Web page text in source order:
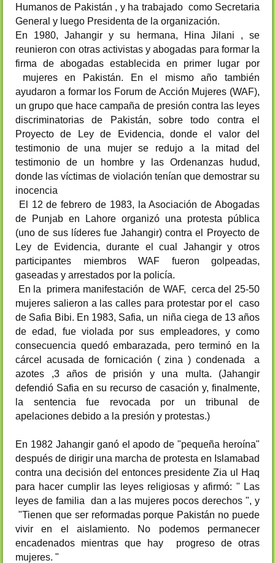
Humanos de Pakistán , y ha trabajado como Secretaria
General y luego Presidenta de la organización.
En 1980, Jahangir y su hermana, Hina Jilani , se
reunieron con otras activistas y abogadas para formar la
firma de abogadas establecida en primer lugar por
mujeres en Pakistán. En el mismo año también
ayudaron a formar los Forum de Acción Mujeres (WAF),
un grupo que hace campaña de presión contra las leyes
discriminatorias de Pakistán, sobre todo contra el
Proyecto de Ley de Evidencia, donde el valor del
testimonio de una mujer se redujo a la mitad del
testimonio de un hombre y las Ordenanzas hudud,
donde las víctimas de violación tenían que demostrar su
inocencia
El 12 de febrero de 1983, la Asociación de Abogadas
de Punjab en Lahore organizó una protesta pública
(uno de sus líderes fue Jahangir) contra el Proyecto de
Ley de Evidencia, durante el cual Jahangir y otros
participantes miembros WAF fueron golpeadas,
gaseadas y arrestados por la policía.
En la primera manifestación de WAF, cerca del 25-50
mujeres salieron a las calles para protestar por el caso
de Safia Bibi. En 1983, Safia, un niña ciega de 13 años
de edad, fue violada por sus empleadores, y como
consecuencia quedó embarazada, pero terminó en la
cárcel acusada de fornicación ( zina ) condenada a
azotes ,3 años de prisión y una multa. (Jahangir
defendió Safia en su recurso de casación y, finalmente,
la sentencia fue revocada por un tribunal de
apelaciones debido a la presión y protestas.)
En 1982 Jahangir ganó el apodo de "pequeña heroína"
después de dirigir una marcha de protesta en Islamabad
contra una decisión del entonces presidente Zia ul Haq
para hacer cumplir las leyes religiosas y afirmó: " Las
leyes de familia dan a las mujeres pocos derechos ", y
"Tienen que ser reformadas porque Pakistán no puede
vivir en el aislamiento. No podemos permanecer
encadenados mientras que hay progreso de otras
mujeres. "